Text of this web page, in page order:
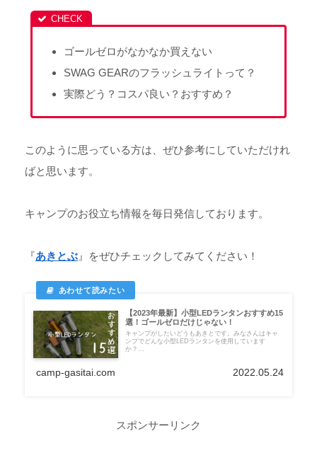
ゴールゼロがなかなか買えない
SWAG GEARのフラッシュライトって？
実際どう？コスパ良い？おすすめ？
このように思っている方は、ぜひ参考にしていただけれ
ばと思います。
キャンプのお役立ち情報を毎日発信しております。
『あきとぶ 』をぜひチェックしてみてください！
【2023年最新】小型LEDランタンおすすめ15
選！ゴールゼロだけじゃない！
キャンプがしたいどうもあきとです。みなさんはキャ
ンプでどんな小型LEDランタンを使用しています
か？...
camp-gasitai.com 2022.05.24
スポンサーリンク